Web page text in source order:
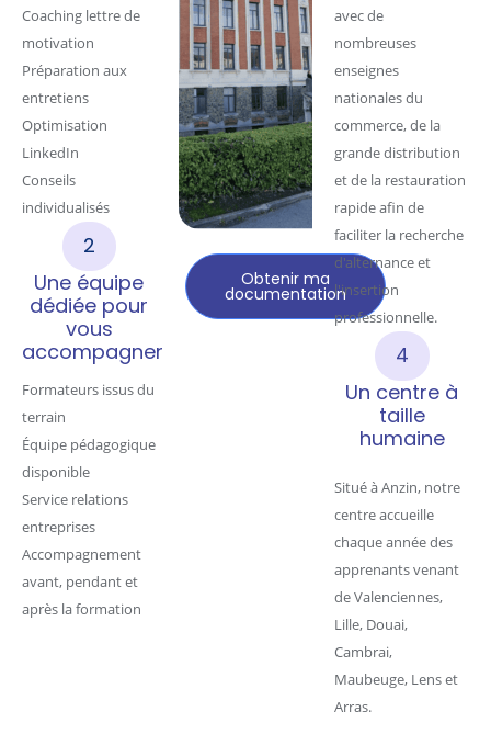
Coaching lettre de
motivation
Préparation aux
entretiens
Optimisation
LinkedIn
Conseils
individualisés
2
Une équipe
dédiée pour
vous
accompagner
Formateurs issus du
terrain
Équipe pédagogique
disponible
Service relations
entreprises
Accompagnement
avant, pendant et
après la formation
Obtenir ma
documentation
avec de
nombreuses
enseignes
nationales du
commerce, de la
grande distribution
et de la restauration
rapide afin de
faciliter la recherche
d'alternance et
l'insertion
professionnelle.
4
Un centre à
taille
humaine
Situé à Anzin, notre
centre accueille
chaque année des
apprenants venant
de Valenciennes,
Lille, Douai,
Cambrai,
Maubeuge, Lens et
Arras.